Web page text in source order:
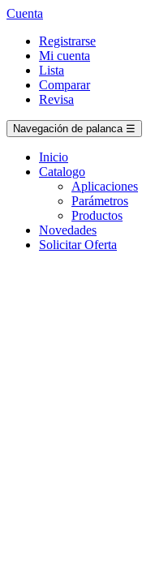
Cuenta
Registrarse
Mi cuenta
Lista
Comparar
Revisa
Navegación de palanca ☰
Inicio
Catalogo
Aplicaciones
Parámetros
Productos
Novedades
Solicitar Oferta